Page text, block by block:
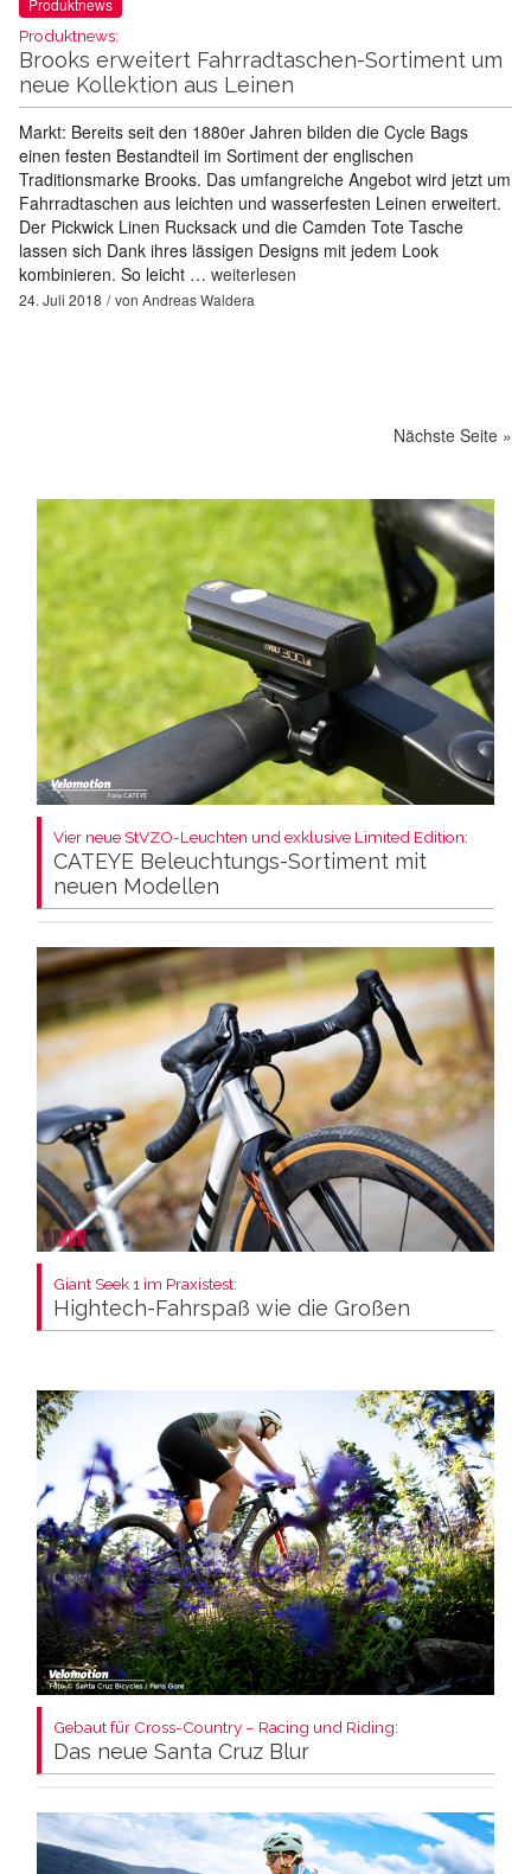
Produktnews
Produktnews:
Brooks erweitert Fahrradtaschen-Sortiment um
neue Kollektion aus Leinen
Markt: Bereits seit den 1880er Jahren bilden die Cycle Bags
einen festen Bestandteil im Sortiment der englischen
Traditionsmarke Brooks. Das umfangreiche Angebot wird jetzt um
Fahrradtaschen aus leichten und wasserfesten Leinen erweitert.
Der Pickwick Linen Rucksack und die Camden Tote Tasche
lassen sich Dank ihres lässigen Designs mit jedem Look
kombinieren. So leicht … weiterlesen
24. Juli 2018 von Andreas Waldera
Nächste Seite »
Vier neue StVZO-Leuchten und exklusive Limited Edition:
CATEYE Beleuchtungs-Sortiment mit
neuen Modellen
Giant Seek 1 im Praxistest:
Hightech-Fahrspaß wie die Großen
Gebaut für Cross-Country – Racing und Riding:
Das neue Santa Cruz Blur